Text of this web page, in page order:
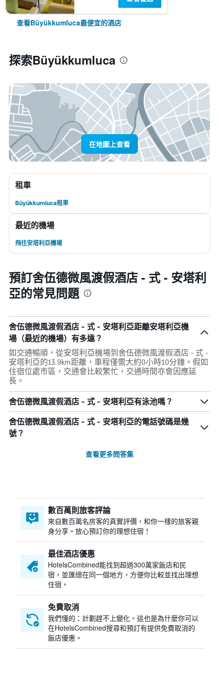
查看Büyükkumluca最便宜的酒店
探索Büyükkumluca
在地圖上查看
租車
Büyükkumluca租車
最近的機場
飛往安塔利亞機場
預訂舍伍德微風渡假酒店 - 式 - 安塔利
亞的常見問題
舍伍德微風渡假酒店 - 式 - 安塔利亞距離安塔利亞機
場（最近的機場）有多遠？
如交通暢順，從安塔利亞機場到舍伍德微風渡假酒店 - 式 -
安塔利亞的13.9km距離，車程僅需大約0小時10分鐘。假如
住宿位處市區，交通會比較繁忙，交通時間亦會因應延
長。
舍伍德微風渡假酒店 - 式 - 安塔利亞有泳池嗎？
舍伍德微風渡假酒店 - 式 - 安塔利亞的電話號碼是幾
號？
查看更多問答集
數百萬則旅客評論
來自數百萬名房客的真實評價，和你一樣的旅客親
身分享。放心預訂你的理想住宿！
最佳酒店優惠
HotelsCombined​能找到超過300萬家飯店和民
宿，並匯總在同一個地方，方便你比較並找出理想
住宿。
免費取消
我們懂的：計劃趕不上變化。這也是為什麼你可以
在HotelsCombined搜尋和預訂有提供免費取消的
飯店優惠。